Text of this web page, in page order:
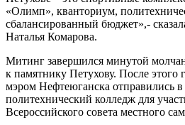
«Олимп», кванториум,
сбалансированный бюджет»,-
Наталья Комарова.
Митинг завершился минутой
к памятнику Петухову. После этого
мэром Нефтеюганска отправились
политехнический колледж для
Всероссийского совета местного